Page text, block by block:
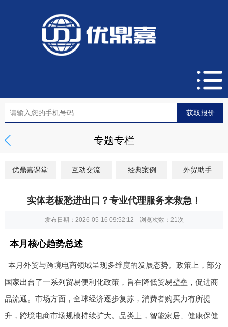
专题专栏
优鼎嘉课堂 互动交流 经典案例 外贸助手
实体老板愁进出口？专业代理服务来救急！
发布日期：2026-05-16 09:52:12 浏览次数： 21次
本月核心趋势总述
本月外贸与跨境电商领域呈现多维度的发展态势。政策上，部分
国家出台了一系列贸易便利化政策，旨在降低贸易壁垒，促进商
品流通。市场方面，全球经济逐步复苏，消费者购买力有所提
升，跨境电商市场规模持续扩大。品类上，智能家居、健康保健